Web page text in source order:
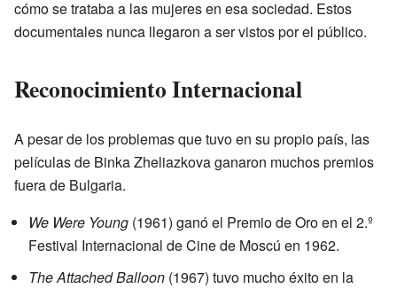
cómo se trataba a las mujeres en esa sociedad. Estos
documentales nunca llegaron a ser vistos por el público.
Reconocimiento Internacional
A pesar de los problemas que tuvo en su propio país, las
películas de Binka Zheliazkova ganaron muchos premios
fuera de Bulgaria.
We Were Young (1961) ganó el Premio de Oro en el 2.º
Festival Internacional de Cine de Moscú en 1962.
The Attached Balloon (1967) tuvo mucho éxito en la